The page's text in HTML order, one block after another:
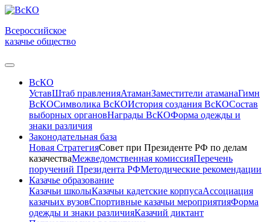
Всероссийское
казачье общество
ВсКО
УставШтаб правленияАтаманЗаместители атаманаГимн
ВсКОСимволика ВсКОИстория создания ВсКОСостав
выборных органовНаграды ВсКОФорма одежды и
знаки различия
Законодательная база
Новая СтратегияСовет при Президенте РФ по делам
казачестваМежведомственная комиссияПеречень
поручений Президента РФМетодические рекомендации
Казачье образование
Казачьи школыКазачьи кадетские корпусаАссоциация
казачьих вузовСпортивные казачьи мероприятияФорма
одежды и знаки различияКазачий диктант